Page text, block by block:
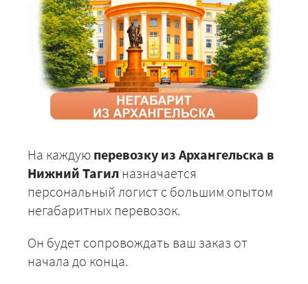
На каждую перевозку из Архангельска в
Нижний Тагил назначается
персональный логист с большим опытом
негабаритных перевозок.
Он будет сопровождать ваш заказ от
начала до конца.